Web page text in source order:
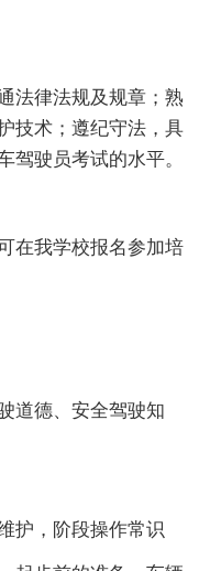
法律法规及规章；熟
技术；遵纪守法，具
驾驶员考试的水平。
在我学校报名参加培
道德、安全驾驶知
护，阶段操作常识